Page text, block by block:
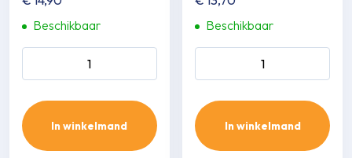
Beschikbaar
In winkelmand
Beschikbaar
In winkelmand